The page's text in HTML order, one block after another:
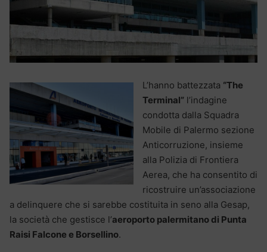
L’hanno battezzata “The
Terminal” l’indagine
condotta dalla Squadra
Mobile di Palermo sezione
Anticorruzione, insieme
alla Polizia di Frontiera
Aerea, che ha consentito di
ricostruire un’associazione
a delinquere che si sarebbe costituita in seno alla Gesap,
la società che gestisce l’aeroporto palermitano di Punta
Raisi Falcone e Borsellino.